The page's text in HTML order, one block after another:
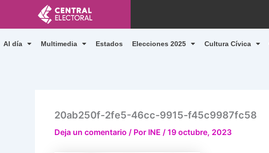
contenido
Al día Multimedia Estados Elecciones 2025 Cultura Cívica
20ab250f-2fe5-46cc-9915-f45c9987fc58
Deja un comentario / Por INE / 19 octubre, 2023